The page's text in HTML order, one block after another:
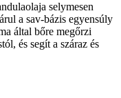
selymesen
a sav-bázis egyensúly
által bőre megőrzi
és segít a száraz és